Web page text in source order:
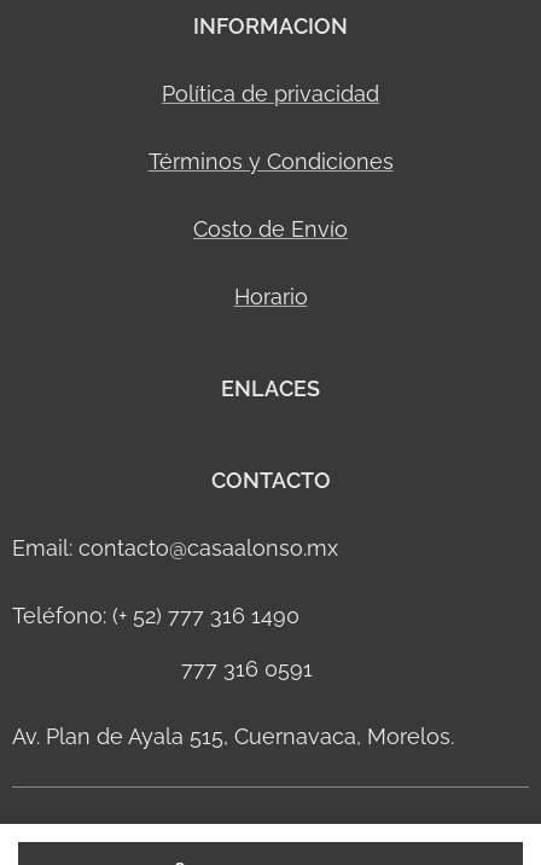
INFORMACION
Política de privacidad
Términos y Condiciones
Costo de Envío
Horario
ENLACES
CONTACTO
Email: contacto@casaalonso.mx
Teléfono: (+ 52) 777 316 1490
777 316 0591
Av. Plan de Ayala 515, Cuernavaca, Morelos.